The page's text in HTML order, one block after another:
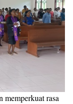
memperkuat rasa